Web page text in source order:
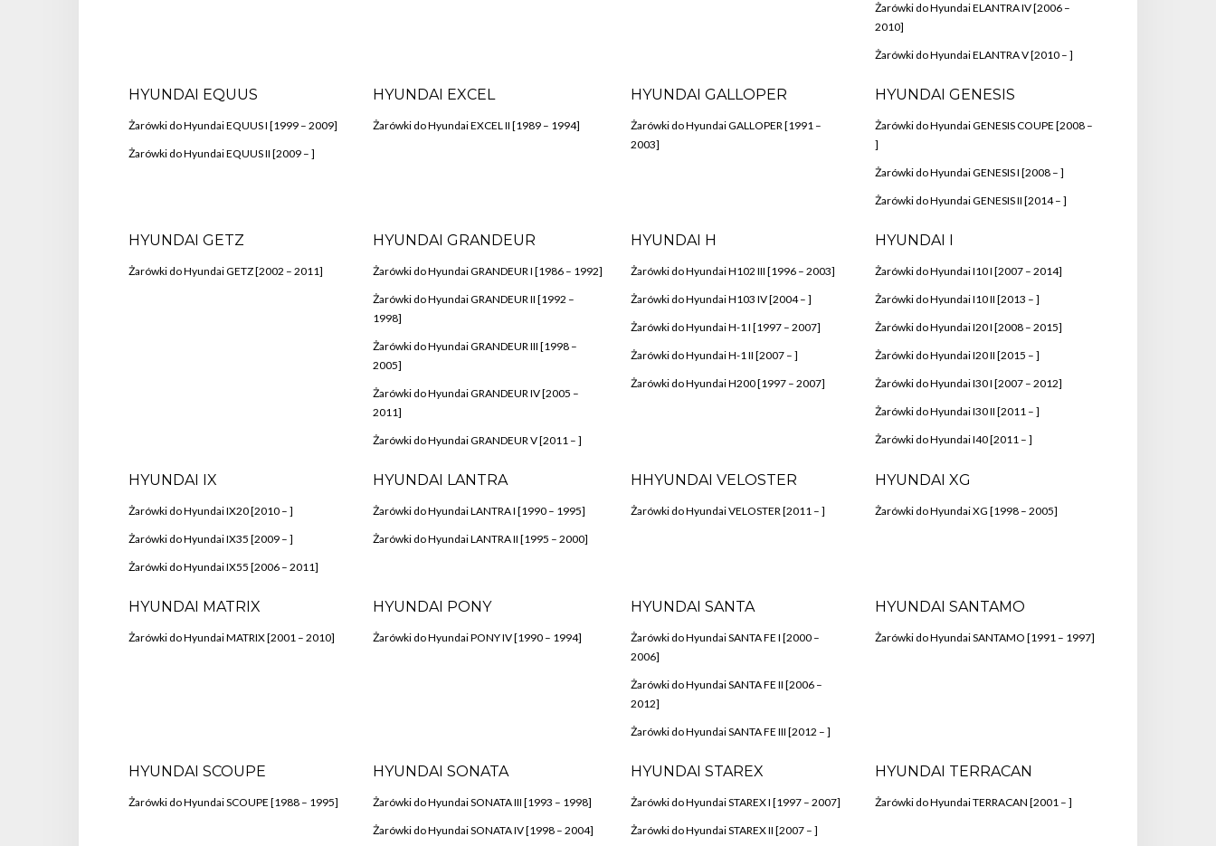
Żarówki do Hyundai ELANTRA IV [2006 –
2010]
Żarówki do Hyundai ELANTRA V [2010 – ]
HYUNDAI EQUUS
Żarówki do Hyundai EQUUS I [1999 – 2009]
Żarówki do Hyundai EQUUS II [2009 – ]
HYUNDAI EXCEL
Żarówki do Hyundai EXCEL II [1989 – 1994]
HYUNDAI GALLOPER
Żarówki do Hyundai GALLOPER [1991 –
2003]
HYUNDAI GENESIS
Żarówki do Hyundai GENESIS COUPE [2008 –
]
Żarówki do Hyundai GENESIS I [2008 – ]
Żarówki do Hyundai GENESIS II [2014 – ]
HYUNDAI GETZ
Żarówki do Hyundai GETZ [2002 – 2011]
HYUNDAI GRANDEUR
Żarówki do Hyundai GRANDEUR I [1986 – 1992]
Żarówki do Hyundai GRANDEUR II [1992 –
1998]
Żarówki do Hyundai GRANDEUR III [1998 –
2005]
Żarówki do Hyundai GRANDEUR IV [2005 –
2011]
Żarówki do Hyundai GRANDEUR V [2011 – ]
HYUNDAI H
Żarówki do Hyundai H102 III [1996 – 2003]
Żarówki do Hyundai H103 IV [2004 – ]
Żarówki do Hyundai H-1 I [1997 – 2007]
Żarówki do Hyundai H-1 II [2007 – ]
Żarówki do Hyundai H200 [1997 – 2007]
HYUNDAI I
Żarówki do Hyundai I10 I [2007 – 2014]
Żarówki do Hyundai I10 II [2013 – ]
Żarówki do Hyundai I20 I [2008 – 2015]
Żarówki do Hyundai I20 II [2015 – ]
Żarówki do Hyundai I30 I [2007 – 2012]
Żarówki do Hyundai I30 II [2011 – ]
Żarówki do Hyundai I40 [2011 – ]
HYUNDAI IX
Żarówki do Hyundai IX20 [2010 – ]
Żarówki do Hyundai IX35 [2009 – ]
Żarówki do Hyundai IX55 [2006 – 2011]
HYUNDAI LANTRA
Żarówki do Hyundai LANTRA I [1990 – 1995]
Żarówki do Hyundai LANTRA II [1995 – 2000]
HHYUNDAI VELOSTER
Żarówki do Hyundai VELOSTER [2011 – ]
HYUNDAI XG
Żarówki do Hyundai XG [1998 – 2005]
HYUNDAI MATRIX
Żarówki do Hyundai MATRIX [2001 – 2010]
HYUNDAI PONY
Żarówki do Hyundai PONY IV [1990 – 1994]
HYUNDAI SANTA
Żarówki do Hyundai SANTA FE I [2000 –
2006]
Żarówki do Hyundai SANTA FE II [2006 –
2012]
Żarówki do Hyundai SANTA FE III [2012 – ]
HYUNDAI SANTAMO
Żarówki do Hyundai SANTAMO [1991 – 1997]
HYUNDAI SCOUPE
Żarówki do Hyundai SCOUPE [1988 – 1995]
HYUNDAI SONATA
Żarówki do Hyundai SONATA III [1993 – 1998]
Żarówki do Hyundai SONATA IV [1998 – 2004]
HYUNDAI STAREX
Żarówki do Hyundai STAREX I [1997 – 2007]
Żarówki do Hyundai STAREX II [2007 – ]
HYUNDAI TERRACAN
Żarówki do Hyundai TERRACAN [2001 – ]